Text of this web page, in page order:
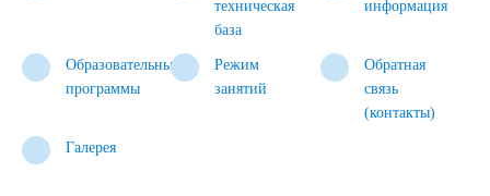
техническая
база
информация
Образовательные
программы
Режим
занятий
Обратная
связь
(контакты)
Галерея